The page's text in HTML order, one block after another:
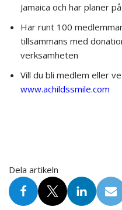
Jamaica och har planer
Har runt 100
tillsammans med
verksamheten
Vill du bli medlem eller
www.achildssmile.com
Dela artikeln